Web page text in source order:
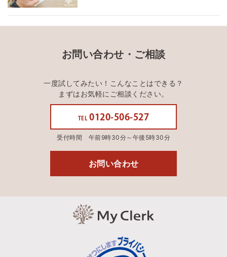
お問い合わせ・ご相談
一度試してみたい！こんなことはできる？
まずはお気軽にご相談ください。
TEL 0120-506-527
受付時間 午前9時30分～午後5時30分
お問い合わせ